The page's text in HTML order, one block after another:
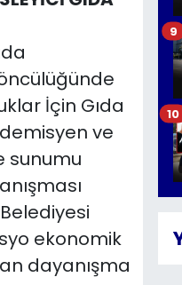
İçin Gıda
ve
sunumu
ekonomik
dayanışma
9
10